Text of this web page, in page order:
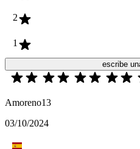
2
1
escribe
Amoreno13
03/10/2024